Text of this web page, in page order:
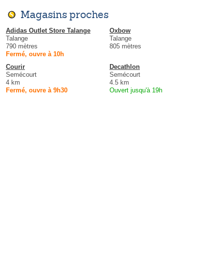
Magasins proches
Adidas Outlet Store Talange
Talange
790 mètres
Fermé, ouvre à 10h
Oxbow
Talange
805 mètres
Courir
Semécourt
4 km
Fermé, ouvre à 9h30
Decathlon
Semécourt
4.5 km
Ouvert jusqu'à 19h